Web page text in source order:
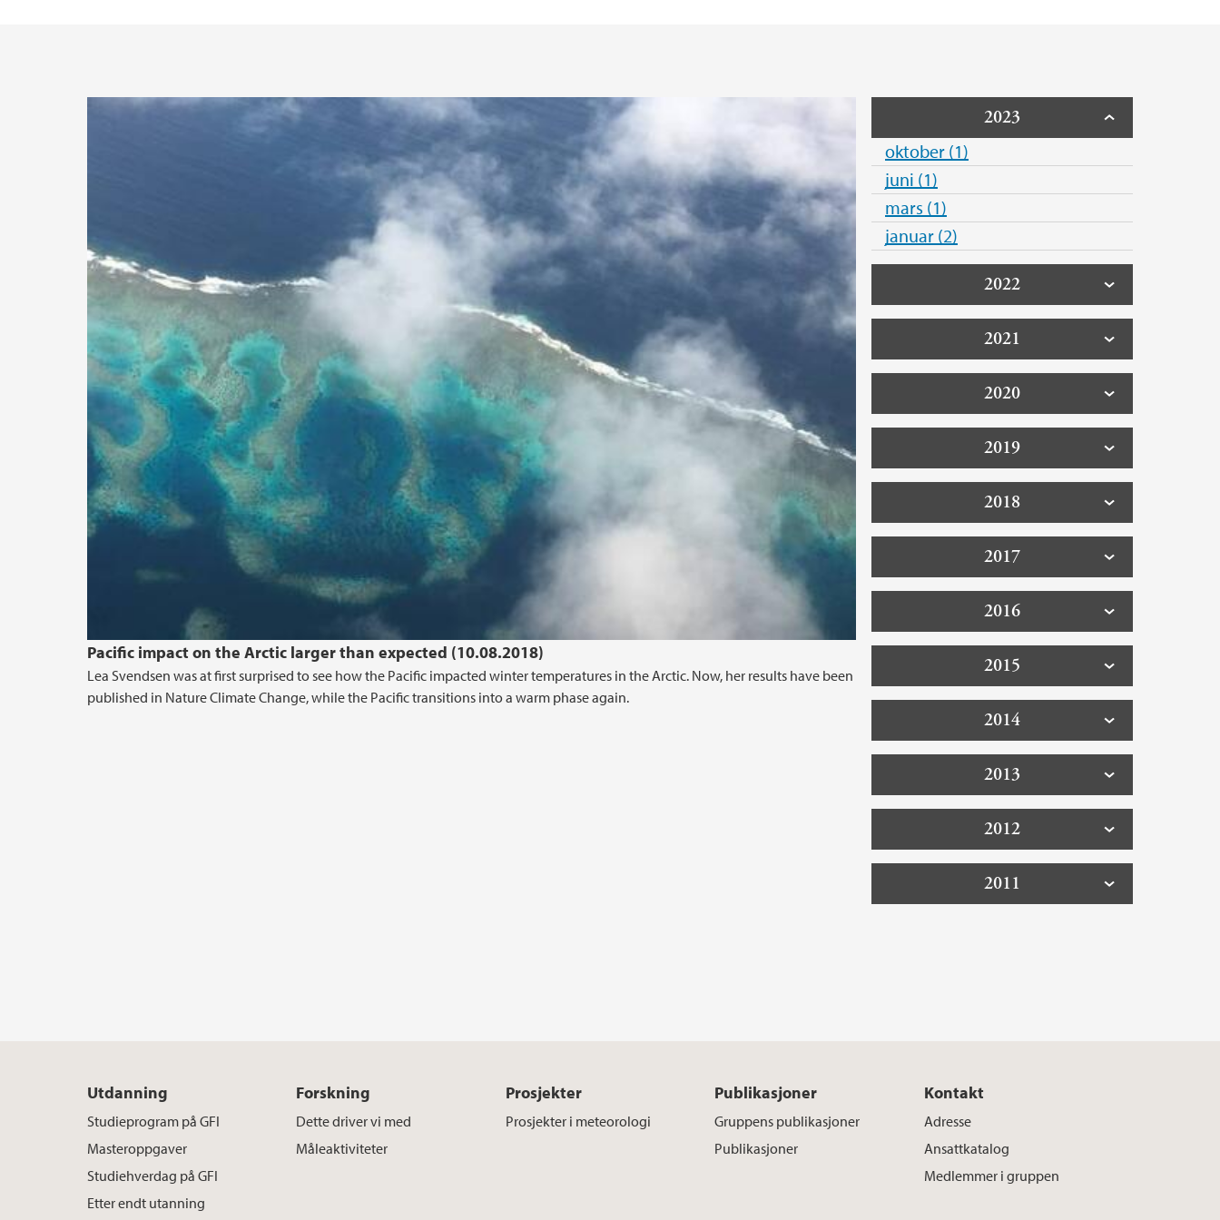
Pacific impact on the Arctic larger than expected (10.08.2018)
Lea Svendsen was at first surprised to see how the Pacific impacted winter temperatures in the Arctic. Now, her results have been
published in Nature Climate Change, while the Pacific transitions into a warm phase again.
2023
oktober (1)
juni (1)
mars (1)
januar (2)
2022
2021
2020
2019
2018
2017
2016
2015
2014
2013
2012
2011
Utdanning
Studieprogram på GFI
Masteroppgaver
Studiehverdag på GFI
Etter endt utanning
Forskning
Dette driver vi med
Måleaktiviteter
Prosjekter
Prosjekter i meteorologi
Publikasjoner
Gruppens publikasjoner
Publikasjoner
Kontakt
Adresse
Ansattkatalog
Medlemmer i gruppen